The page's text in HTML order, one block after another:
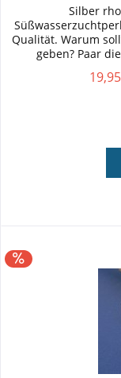
Silber
Qualität. Warum
geben? Paar